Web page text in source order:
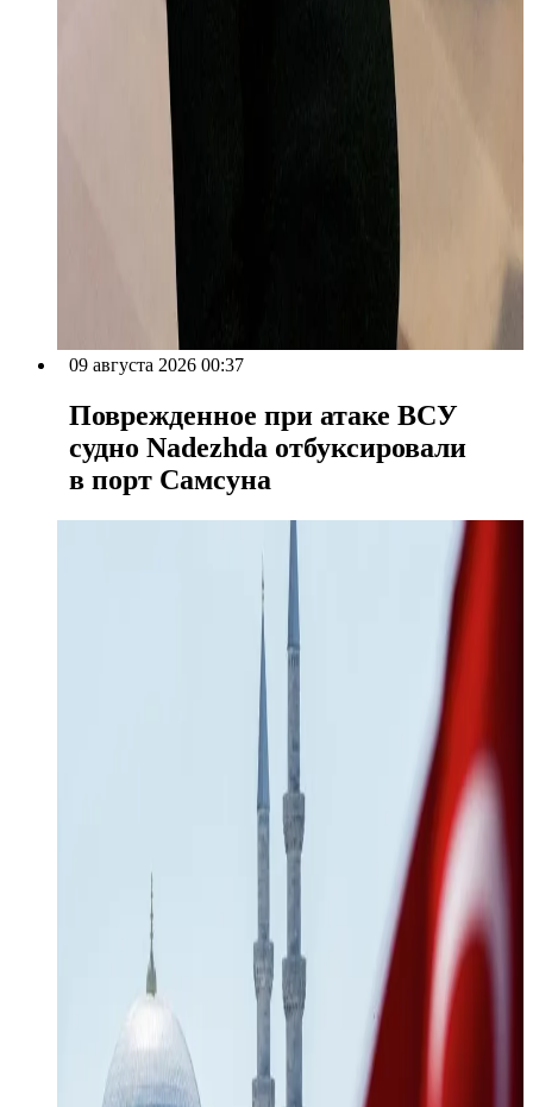
09 августа 2026 00:37
Поврежденное при атаке ВСУ
судно Nadezhda отбуксировали
в порт Самсуна